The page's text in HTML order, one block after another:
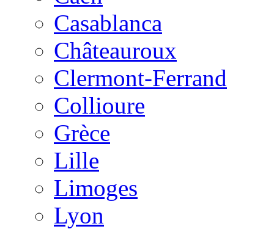
Casablanca
Châteauroux
Clermont-Ferrand
Collioure
Grèce
Lille
Limoges
Lyon